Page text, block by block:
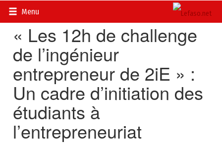
Menu
Accueil>
« Les 12h de challenge
de l’ingénieur
entrepreneur de 2iE » :
Un cadre d’initiation des
étudiants à
l’entrepreneuriat